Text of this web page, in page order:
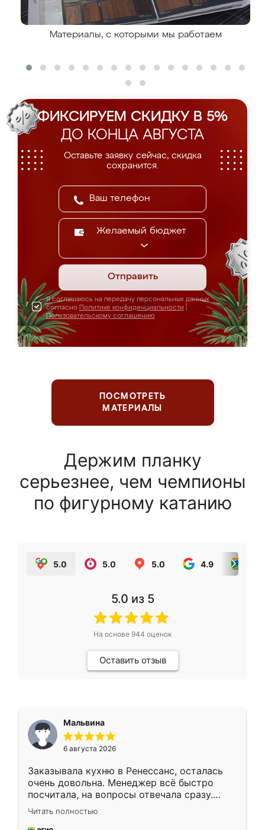
Материалы, с которыми мы работаем
ФИКСИРУЕМ СКИДКУ В 5%
ДО КОНЦА АВГУСТА
Оставьте заявку сейчас, скидка
сохранится.
Желаемый бюджет
Отправить
Я соглашаюсь на передачу персональных данных
согласно Политике конфиденциальности
Пользовательскому соглашению
ПОСМОТРЕТЬ
МАТЕРИАЛЫ
Держим планку
серьезнее, чем чемпионы
по фигурному катанию
5.0 5.0 5.0 4.9
5.0 из 5
На основе 944 оценок
Оставить отзыв
Мальвина
6 августа 2026
Заказывала кухню в Ренессанс, осталась
очень довольна. Менеджер всё быстро
посчитала, на вопросы отвечала сразу.
Замерщик приехал в субботу, подошёл к
делу со всей ответственностью. Собрали
Читать полностью